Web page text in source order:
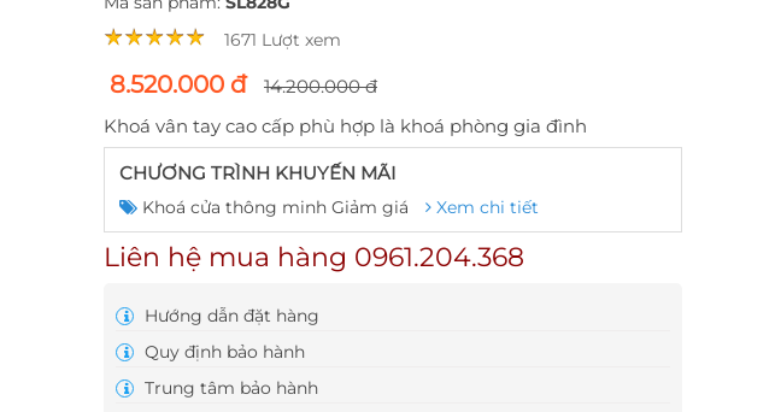
1671 Lượt xem
8.520.000 đ
14.200.000 đ
Khoá vân tay cao cấp phù hợp là khoá phòng gia đình
CHƯƠNG TRÌNH KHUYẾN MÃI
Khoá cửa thông minh Giảm giá Xem chi tiết
Liên hệ mua hàng 0961.204.368
Hướng dẫn đặt hàng
Quy định bảo hành
Trung tâm bảo hành